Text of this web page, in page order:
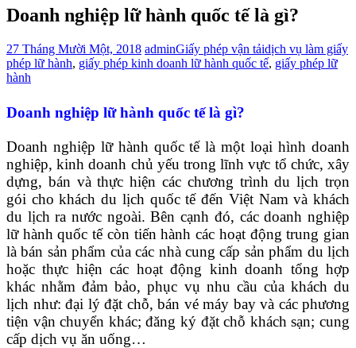
Doanh nghiệp lữ hành quốc tế là gì?
27 Tháng Mười Một, 2018 adminGiấy phép vận tảidịch vụ làm giấy
phép lữ hành, giấy phép kinh doanh lữ hành quốc tế, giấy phép lữ
hành
Doanh nghiệp lữ hành quốc tế là gì?
Doanh nghiệp lữ hành quốc tế là một loại hình doanh
nghiệp, kinh doanh chủ yếu trong lĩnh vực tổ chức, xây
dựng, bán và thực hiện các chương trình du lịch trọn
gói cho khách du lịch quốc tế đến Việt Nam và khách
du lịch ra nước ngoài. Bên cạnh đó, các doanh nghiệp
lữ hành quốc tế còn tiến hành các hoạt động trung gian
là bán sản phẩm của các nhà cung cấp sản phẩm du lịch
hoặc thực hiện các hoạt động kinh doanh tổng hợp
khác nhằm đảm bảo, phục vụ nhu cầu của khách du
lịch như: đại lý đặt chỗ, bán vé máy bay và các phương
tiện vận chuyển khác; đăng ký đặt chỗ khách sạn; cung
cấp dịch vụ ăn uống…